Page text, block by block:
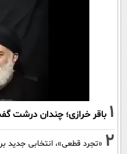
1 باقر خرازی؛ چندان درشت
2 «تجرد قطعی»، انتخابی جدید